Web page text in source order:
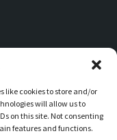
like cookies to store and/or
will allow us to
on this site. Not consenting
features and functions.